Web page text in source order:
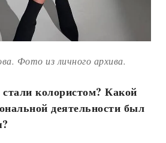
Фото из личного архива.
колористом? Какой
деятельности был